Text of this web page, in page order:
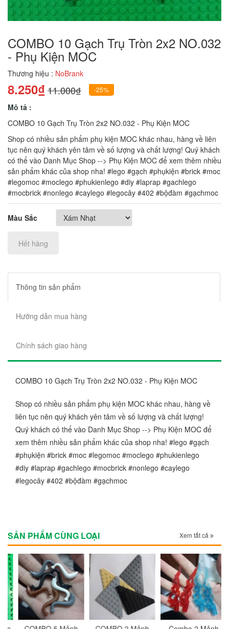
COMBO 10 Gạch Trụ Tròn 2x2 NO.032
- Phụ Kiện MOC
Thương hiệu : NoBrank
8.250₫11.000₫ -25%
Mô tả :
COMBO 10 Gạch Trụ Tròn 2x2 NO.032 - Phụ Kiện MOC
Shop có nhiều sản phẩm phụ kiện MOC khác nhau, hàng về liên
tục nên quý khách yên tâm về số lượng và chất lượng! Quý khách
có thể vào Danh Mục Shop --> Phụ Kiện MOC để xem thêm nhiều
sản phẩm khác của shop nha! #lego #gạch #phụkiện #brick #moc
#legomoc #moclego #phukienlego #diy #laprap #gachlego
#mocbrick #nonlego #caylego #legocây #402 #bộđàm #gạchmoc
Màu Sắc
Hết hàng
Thông tin sản phẩm
Hưỡng dẫn mua hàng
Chính sách giao hàng
COMBO 10 Gạch Trụ Tròn 2x2 NO.032 - Phụ Kiện MOC
Shop có nhiều sản phẩm phụ kiện MOC khác nhau, hàng về
liên tục nên quý khách yên tâm về số lượng và chất lượng!
Quý khách có thể vào Danh Mục Shop --> Phụ Kiện MOC để
xem thêm nhiều sản phẩm khác của shop nha! #lego #gạch
#phụkiện #brick #moc #legomoc #moclego #phukienlego
#diy #laprap #gachlego #mocbrick #nonlego #caylego
#legocây #402 #bộđàm #gạchmoc
SẢN PHẨM CÙNG LOẠI Xem tất cả